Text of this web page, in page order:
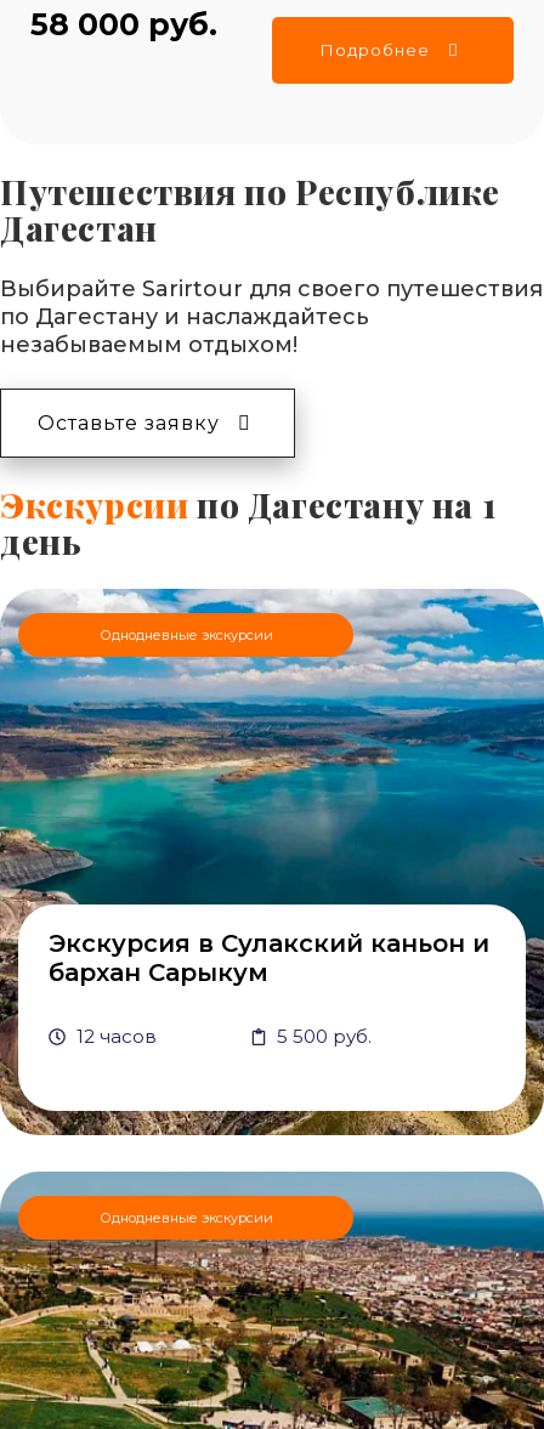
58 000 руб.
Подробнее
Путешествия по Республике
Дагестан
Выбирайте Sarirtour для своего путешествия
по Дагестану и наслаждайтесь
незабываемым отдыхом!
Оставьте заявку
Экскурсиипо Дагестану на 1
день
Однодневные экскурсии
Экскурсия в Сулакский каньон и
бархан Сарыкум
12 часов 5 500 руб.
Однодневные экскурсии